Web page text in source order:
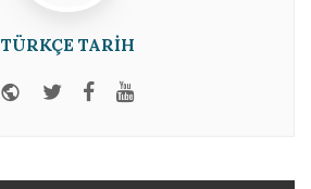
TÜRKÇE TARIH
Website
TwitterFacebook